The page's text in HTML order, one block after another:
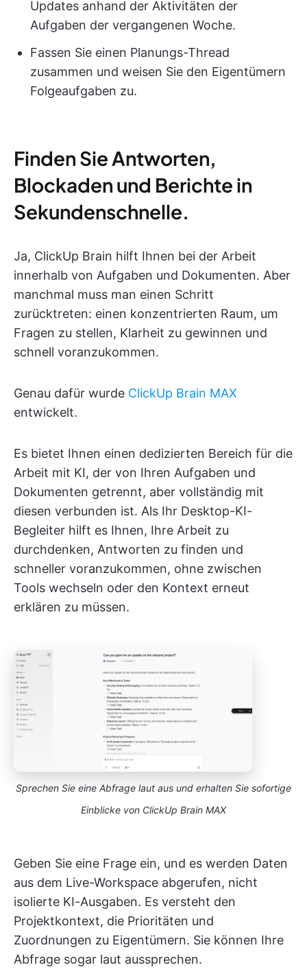
Updates anhand der Aktivitäten der
Aufgaben der vergangenen Woche.
Fassen Sie einen Planungs-Thread
zusammen und weisen Sie den Eigentümern
Folgeaufgaben zu.
Finden Sie Antworten,
Blockaden und Berichte in
Sekundenschnelle.
Ja, ClickUp Brain hilft Ihnen bei der Arbeit
innerhalb von Aufgaben und Dokumenten. Aber
manchmal muss man einen Schritt
zurücktreten: einen konzentrierten Raum, um
Fragen zu stellen, Klarheit zu gewinnen und
schnell voranzukommen.
Genau dafür wurde ClickUp Brain MAX
entwickelt.
Es bietet Ihnen einen dedizierten Bereich für die
Arbeit mit KI, der von Ihren Aufgaben und
Dokumenten getrennt, aber vollständig mit
diesen verbunden ist. Als Ihr Desktop-KI-
Begleiter hilft es Ihnen, Ihre Arbeit zu
durchdenken, Antworten zu finden und
schneller voranzukommen, ohne zwischen
Tools wechseln oder den Kontext erneut
erklären zu müssen.
Sprechen Sie eine Abfrage laut aus und erhalten Sie sofortige
Einblicke von ClickUp Brain MAX
Geben Sie eine Frage ein, und es werden Daten
aus dem Live-Workspace abgerufen, nicht
isolierte KI-Ausgaben. Es versteht den
Projektkontext, die Prioritäten und
Zuordnungen zu Eigentümern. Sie können Ihre
Abfrage sogar laut aussprechen.